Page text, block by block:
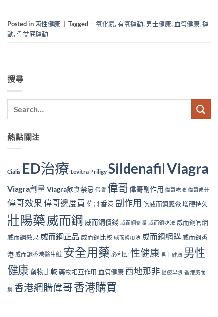
Posted in两性健康 Tagged一氧化氮,有氧運動, 男士健康, 血管健康,運
動, 骨盆底運動
搜尋
熱點關注
Cialis ED治療 Levitra Priligy SildenafilViagra
Viagra劑量 Viagra飲食禁忌 假貨 偉哥偉哥副作用 偉哥吃法 偉哥成分
偉哥效果偉哥邊度買 偉哥香港 副作用 吃威而鋼感覺 增硬持久
壯陽藥 威而鋼 威而鋼價錢 威而鋼劑量 威而鋼吃法 威而鋼官網
威而鋼效果 威而鋼正品 威而鋼比較 威而鋼用法 威而鋼網購 威而鋼香
港 威而鋼香港醫生紙 安全用藥 必利勁 性健康 男士健康 男性
健康藥物比較藥物相互作用 血管健康 西地那非 陽痿早洩 香港威而
鋼 香港網購偉哥 香港購買